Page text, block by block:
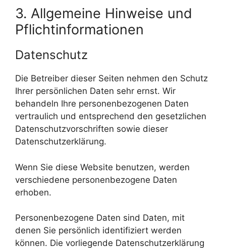
3. Allgemeine Hinweise und
Pflicht­informationen
Datenschutz
Die Betreiber dieser Seiten nehmen den Schutz
Ihrer persönlichen Daten sehr ernst. Wir
behandeln Ihre personenbezogenen Daten
vertraulich und entsprechend den gesetzlichen
Datenschutzvorschriften sowie dieser
Datenschutzerklärung.
Wenn Sie diese Website benutzen, werden
verschiedene personenbezogene Daten
erhoben.
Personenbezogene Daten sind Daten, mit
denen Sie persönlich identifiziert werden
können. Die vorliegende Datenschutzerklärung